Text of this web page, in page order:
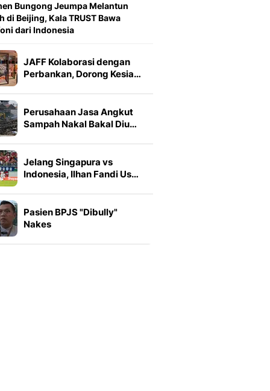
Bungong Jeumpa Melantun
di Beijing, Kala TRUST Bawa
dari Indonesia
JAFF Kolaborasi dengan
Perbankan, Dorong Kesia…
Perusahaan Jasa Angkut
Sampah Nakal Bakal Diu…
Jelang Singapura vs
Indonesia, Ilhan Fandi Us…
Pasien BPJS "Dibully"
Nakes